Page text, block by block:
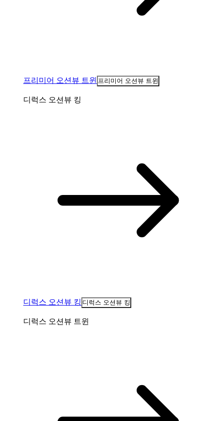
프리미어 오션뷰 트윈 프리미어 오션뷰 트윈
디럭스 오션뷰 킹
디럭스 오션뷰 킹 디럭스 오션뷰 킹
디럭스 오션뷰 트윈